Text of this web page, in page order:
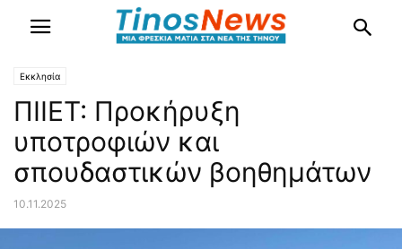
Εκκλησία
ΠΙΙΕΤ: Προκήρυξη
υποτροφιών και
σπουδαστικών βοηθημάτων
10.11.2025